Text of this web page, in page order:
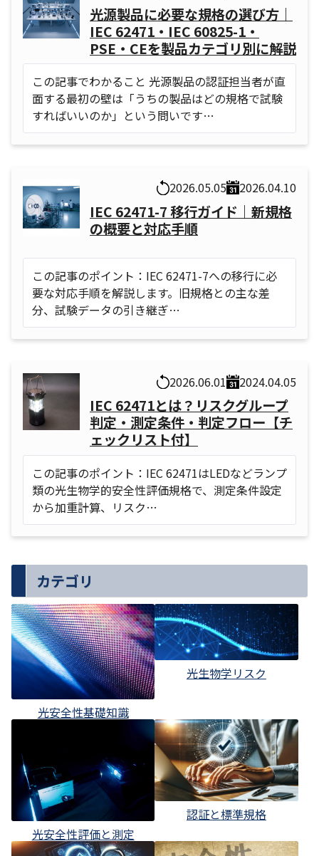
光源製品に必要な規格の選び方｜
IEC 62471・IEC 60825-1・
PSE・CEを製品カテゴリ別に解説
この記事でわかること 光源製品の認証担当者が直
面する最初の壁は「うちの製品はどの規格で試験
すればいいのか」という問いです…
2026.05.05 2026.04.10
IEC 62471-7 移行ガイド｜新規格
の概要と対応手順
この記事のポイント：IEC 62471-7への移行に必
要な対応手順を解説します。旧規格との主な差
分、試験データの引き継ぎ…
2026.06.01 2024.04.05
IEC 62471とは？リスクグループ
判定・測定条件・判定フロー【チ
ェックリスト付】
この記事のポイント：IEC 62471はLEDなどランプ
類の光生物学的安全性評価規格で、測定条件設定
から加重計算、リスク…
カテゴリ
光安全性基礎知識
光生物学リスク
光安全性評価と測定
認証と標準規格